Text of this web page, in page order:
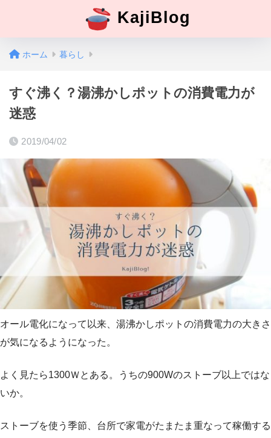
KajiBlog
ホーム 暮らし
すぐ沸く？湯沸かしポットの消費電力が
迷惑
2019/04/02
オール電化になって以来、湯沸かしポットの消費電力の大きさ
が気になるようになった。
よく見たら1300Ｗとある。うちの900Wのストーブ以上ではな
いか。
ストーブを使う季節、台所で家電がたまたま重なって稼働する